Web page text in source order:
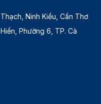
Ninh Kiều, Cần Thơ
Phường 6, TP. Cà